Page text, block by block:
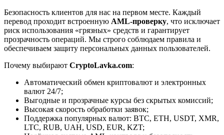
Безопасность клиентов для нас на первом месте. Каждый
перевод проходит встроенную AML-проверку, что исключает
риск использования «грязных» средств и гарантирует
прозрачность операций. Мы строго соблюдаем правила и
обеспечиваем защиту персональных данных пользователей.
Почему выбирают CryptoLavka.com:
Автоматический обмен криптовалют и электронных
валют 24/7;
Выгодные и прозрачные курсы без скрытых комиссий;
Высокая скорость обработки заявок;
Поддержка популярных валют: BTC, ETH, USDT, XMR,
LTC, RUB, UAH, USD, EUR, KZT;